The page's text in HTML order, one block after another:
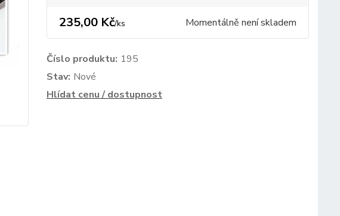
235,00 Kč/ks Momentálně není skladem
Číslo produktu: 195
Stav: Nové
Hlídat cenu / dostupnost